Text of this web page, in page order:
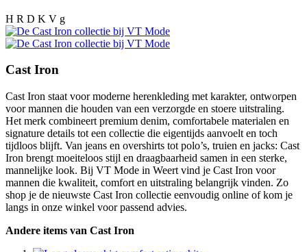
H R D K V g
Cast Iron
Cast Iron staat voor moderne herenkleding met karakter, ontworpen
voor mannen die houden van een verzorgde en stoere uitstraling.
Het merk combineert premium denim, comfortabele materialen en
signature details tot een collectie die eigentijds aanvoelt en toch
tijdloos blijft. Van jeans en overshirts tot polo’s, truien en jacks: Cast
Iron brengt moeiteloos stijl en draagbaarheid samen in een sterke,
mannelijke look. Bij VT Mode in Weert vind je Cast Iron voor
mannen die kwaliteit, comfort en uitstraling belangrijk vinden. Zo
shop je de nieuwste Cast Iron collectie eenvoudig online of kom je
langs in onze winkel voor passend advies.
Andere items van Cast Iron